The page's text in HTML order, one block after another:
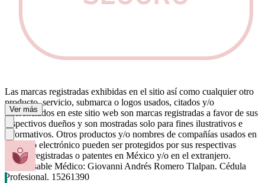
Las marcas registradas exhibidas en el sitio así como cualquier otro
producto, servicio, submarca o logos usados, citados y/o
referenciados en este sitio web son marcas registradas a favor de sus
respectivos dueños y son mostradas solo para fines ilustrativos e
informativos. Otros productos y/o nombres de compañías usados en
este sitio electrónico pueden ser protegidos por sus respectivas
marcas registradas o patentes en México y/o en el extranjero.
Responsable Médico: Giovanni Andrés Romero Tlalpan. Cédula
Profesional. 15261390
Ver más